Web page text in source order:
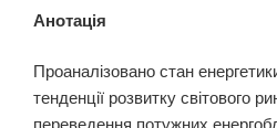
Анотація
Проаналізовано стан
тенденції розвитку світового
переведення потужних